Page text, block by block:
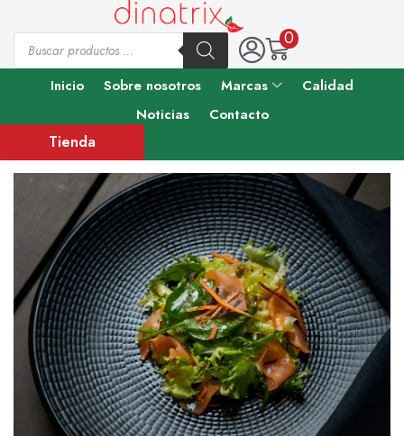
0
Inicio Sobre nosotros Marcas
Calidad
Noticias
Contacto
Tienda